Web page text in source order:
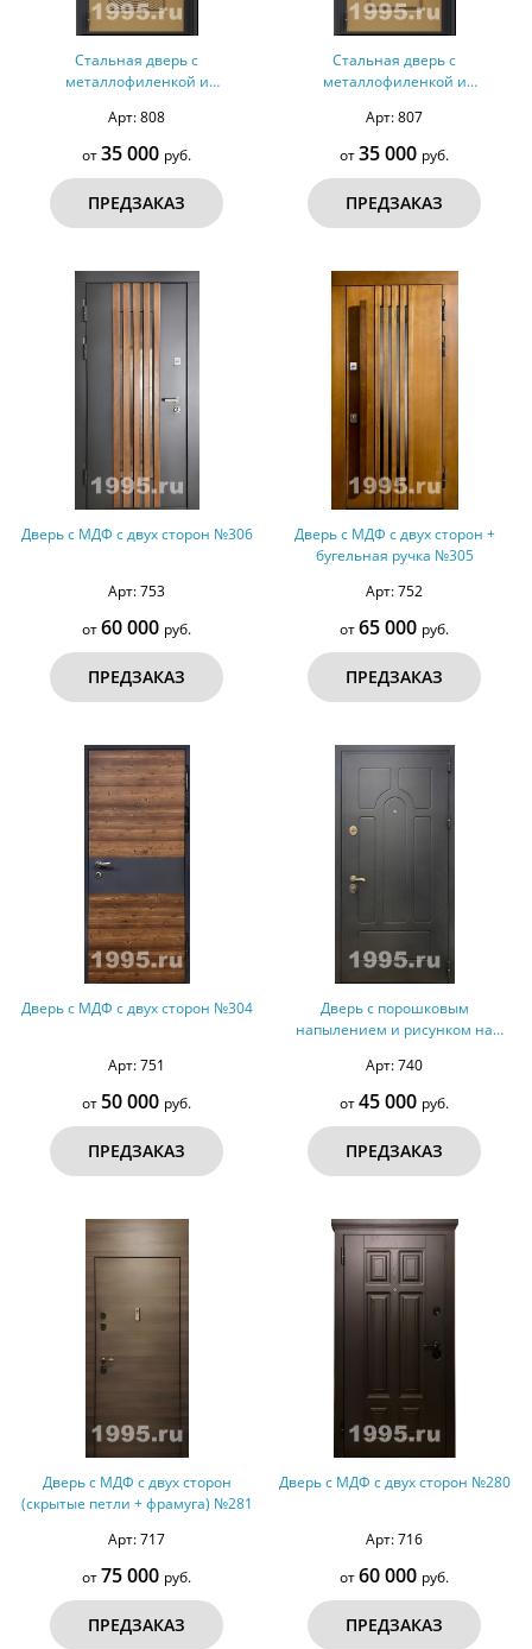
Стальная дверь с
металлофиленкой и
1036 (тип №2)
Арт: 808
от35 000 руб.
ПРЕДЗАКАЗ
Стальная дверь с
металлофиленкой и
1036 (тип №1)
Арт: 807
от35 000 руб.
ПРЕДЗАКАЗ
Дверь с МДФ с двух сторон №306
Арт: 753
от60 000 руб.
ПРЕДЗАКАЗ
Дверь с МДФ с двух сторон +
бугельная ручка №305
Арт: 752
от65 000 руб.
ПРЕДЗАКАЗ
Дверь с МДФ с двух сторон №304
Арт: 751
от 50 000 руб.
ПРЕДЗАКАЗ
Дверь с порошковым
напылением и рисунком на
№80
Арт: 740
от45 000 руб.
ПРЕДЗАКАЗ
Дверь с МДФ с двух сторон
(скрытые петли + фрамуга) №281
Арт: 717
от75 000 руб.
ПРЕДЗАКАЗ
Дверь с МДФ с двух сторон №280
Арт: 716
от60 000 руб.
ПРЕДЗАКАЗ